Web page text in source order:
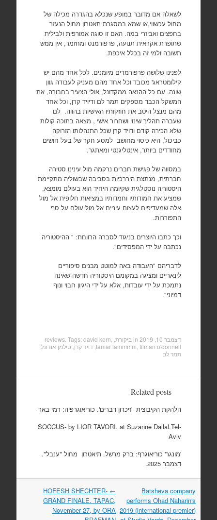
לשאלה אם מדובר במופע שנכלא בהגדרה מכילה של
מחול עכשווי,או שמא במסגרת תאטרון מחול הנעזר
בחפצים ואביזרי במה. האם זו סוגה אמורפית ולבילית
שתופרת אקראית תנועה, פרפורמנס ומחזמר, אין ממש
תשובה ולמי זה בכלל איכפת.
לפנינו שלושה פרפורמרים מיומנים. לכל אחד מהם יש
קילומטראג' מכובד וכל אחד מהם מעניק לעבודה גוון
שונה. עם כל ההנאה ממקדונל, אולי הצעיר בחבורה, את
המשקל הכבד מספקים תמר לם ודיויד קרן, וכל אחד
מהם מנצל היטב את חוזקותיו האישיות בהווה. לם
שעברה תהליך שינוי ושחרור אישי , מצאה בתוכה קולות
שלא הכירה קודם ודויד קרן שכל התנהלותו הזרוקה
כביכול, היא כיסוי מחושב למסע חקר של בעל חושים
מחודדים ביותר, אינטליגנטי ומאתגר.
במסווה של פגישת חברים נרקמה מול עינינו סטירה
חברתית, מנתצת היררכיות בסביבה שבשוליה מתקיימת
היסטוריה נוסטלגית שקיומה היחיד הוא בעולם מומצא,
שמציע את חמודותיו וחמדותיו במציאות חלופית אל מול
אלה שמעדיפים לעצום עיניים אל מול עולם על סף
התפוררות.
וכך כתבו היוצרים בניגוד לסברה הרווחת: " ההיסטוריה
נכתבה על ידי המפסידים".
לדבריהם "העבודה באה למוטט מבנים סיפוריים
לינאריים ומציגה במקומם היסטוריה חדשה שאינה
נתמכת על ידי עובדות, אלא על ידי היגיון חבוי ונוף
דמיוני".
דצמבר 10, 2019 in ביקורת, reviews . Tags:david kern
tamar lammmm ,tilman o'donnell
, דויד קרן טילמן אודונל,
תמר לם
Related posts
הלהקת הקיבוצית- 'זיכרון דברים'. כוריאוגרפיה: רמי באר
SOCCUS- by LIOR TAVORI. at Suzanne Dallal.Tel-
Aviv
'מונגר' כוריאוגרף: ברק מרשל. תיאטרון מחול "ענבל".
דצמבר 2025.
Post
navigation
←
HOFESH SHECHTER-
GRAND FINALE. TAPAC,
November 27, by ORA
Batsheva company
performs Ohad Naharin's
2019 (international premier)